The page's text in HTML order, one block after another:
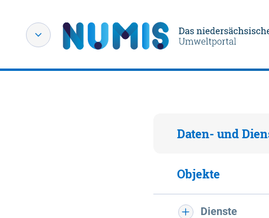
Daten- und
Objekte
Dienste